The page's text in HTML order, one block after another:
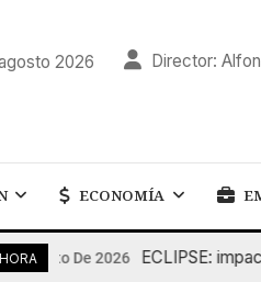
2026 Director:
ECONOMÍA
De 2026 ECLIPSE: impacto